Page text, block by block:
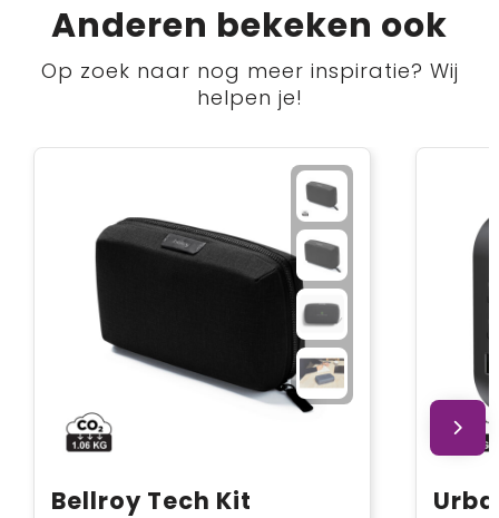
Anderen bekeken ook
Op zoek naar nog meer inspiratie? Wij
helpen je!
Bellroy Tech Kit